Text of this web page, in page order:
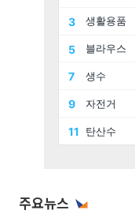
주요뉴스